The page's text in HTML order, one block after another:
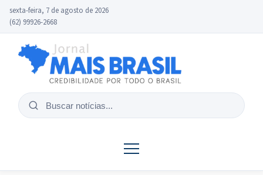
sexta-feira, 7 de agosto de 2026
(62) 99926-2668
Buscar